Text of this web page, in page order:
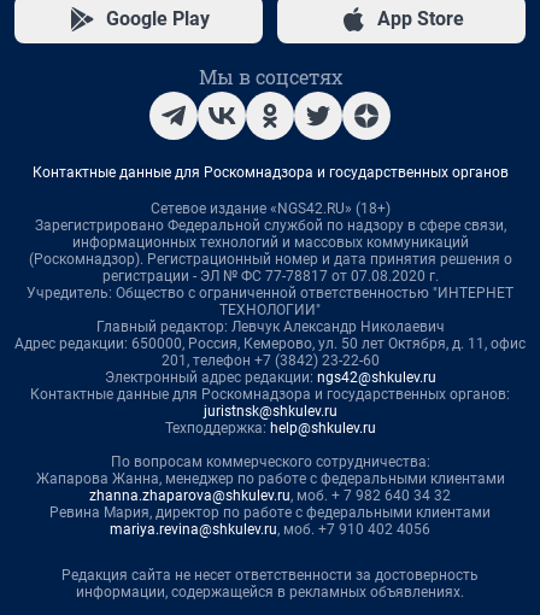
Google Play App Store
Мы в соцсетях
Контактные данные для Роскомнадзора и государственных органов
Сетевое издание «NGS42.RU» (18+)
Зарегистрировано Федеральной службой по надзору в сфере связи,
информационных технологий и массовых коммуникаций
(Роскомнадзор). Регистрационный номер и дата принятия решения о
регистрации - ЭЛ № ФС 77-78817 от 07.08.2020 г.
Учредитель: Общество с ограниченной ответственностью "ИНТЕРНЕТ
ТЕХНОЛОГИИ"
Главный редактор: Левчук Александр Николаевич
Адрес редакции: 650000, Россия, Кемерово, ул. 50 лет Октября, д. 11, офис
201, телефон +7 (3842) 23-22-60
Электронный адрес редакции: ngs42@shkulev.ru
Контактные данные для Роскомнадзора и государственных органов:
juristnsk@shkulev.ru
Техподдержка: help@shkulev.ru
По вопросам коммерческого сотрудничества:
Жапарова Жанна, менеджер по работе с федеральными клиентами
zhanna.zhaparova@shkulev.ru, моб. + 7 982 640 34 32
Ревина Мария, директор по работе с федеральными клиентами
mariya.revina@shkulev.ru, моб. +7 910 402 4056
Редакция сайта не несет ответственности за достоверность
информации, содержащейся в рекламных объявлениях.